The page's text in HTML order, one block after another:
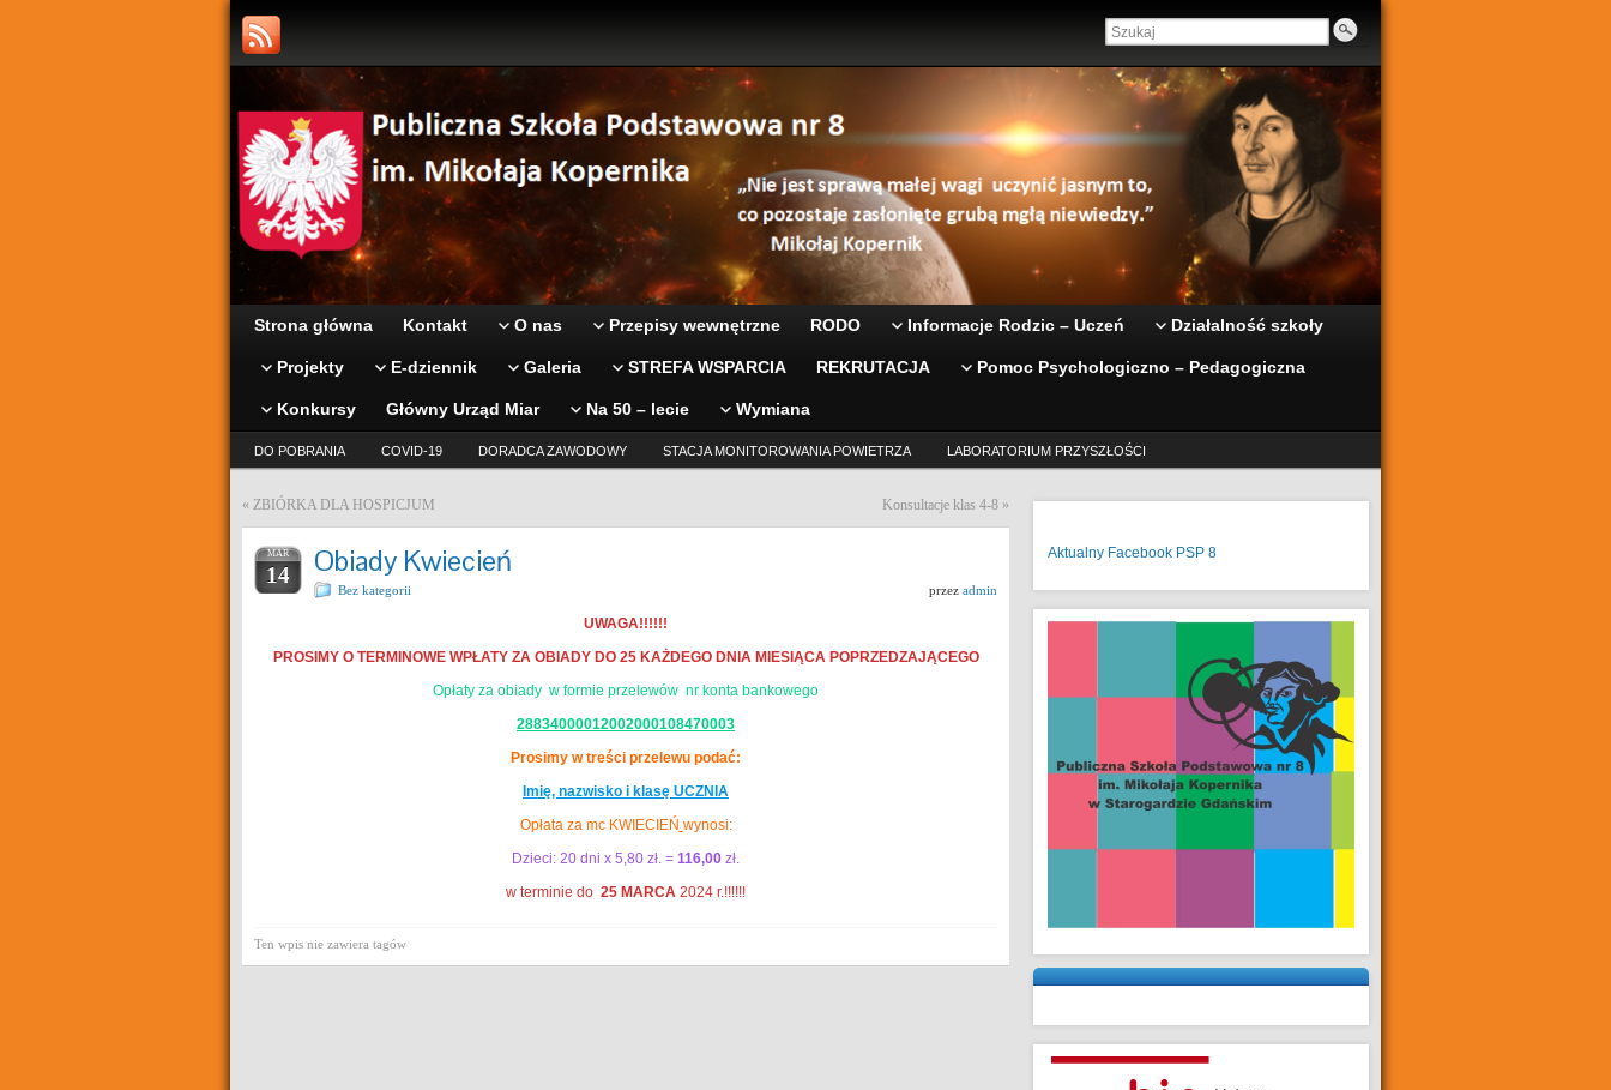
Strona główna Kontakt O nas Przepisy wewnętrzne RODO Informacje Rodzic – Uczeń Działalność szkoły
Projekty E-dziennik Galeria STREFA WSPARCIA REKRUTACJA Pomoc Psychologiczno – Pedagogiczna
Konkursy Główny Urząd Miar Na 50 – lecie Wymiana
DO POBRANIA COVID-19 DORADCA ZAWODOWY STACJA MONITOROWANIA POWIETRZA LABORATORIUM PRZYSZŁOŚCI
« ZBIÓRKA DLA HOSPICJUM Konsultacje klas 4-8 »
MAR
14 Obiady Kwiecień
Bez kategorii przez admin
UWAGA!!!!!!
PROSIMY O TERMINOWE WPŁATY ZA OBIADY DO 25 KAŻDEGO DNIA MIESIĄCA POPRZEDZAJĄCEGO
Opłaty za obiady w formie przelewów nr konta bankowego
28834000012002000108470003
Prosimy w treści przelewu podać:
Imię, nazwisko i klasę UCZNIA
Opłata za mc KWIECIEŃ wynosi:
Dzieci: 20 dni x 5,80 zł. = 116,00 zł.
w terminie do 25 MARCA 2024 r.!!!!!!
Ten wpis nie zawiera tagów
Aktualny Facebook PSP 8